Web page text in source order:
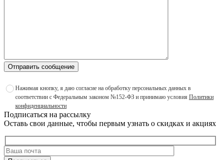
Отправить сообщение
Нажимая кнопку, я даю согласие на обработку персональных данных в
соответствии с Федеральным законом №152-ФЗ и принимаю условия Политики
конфиденциальности
Подписаться на рассылку
Оставь свои данные, чтобы первым узнать о скидках и акциях